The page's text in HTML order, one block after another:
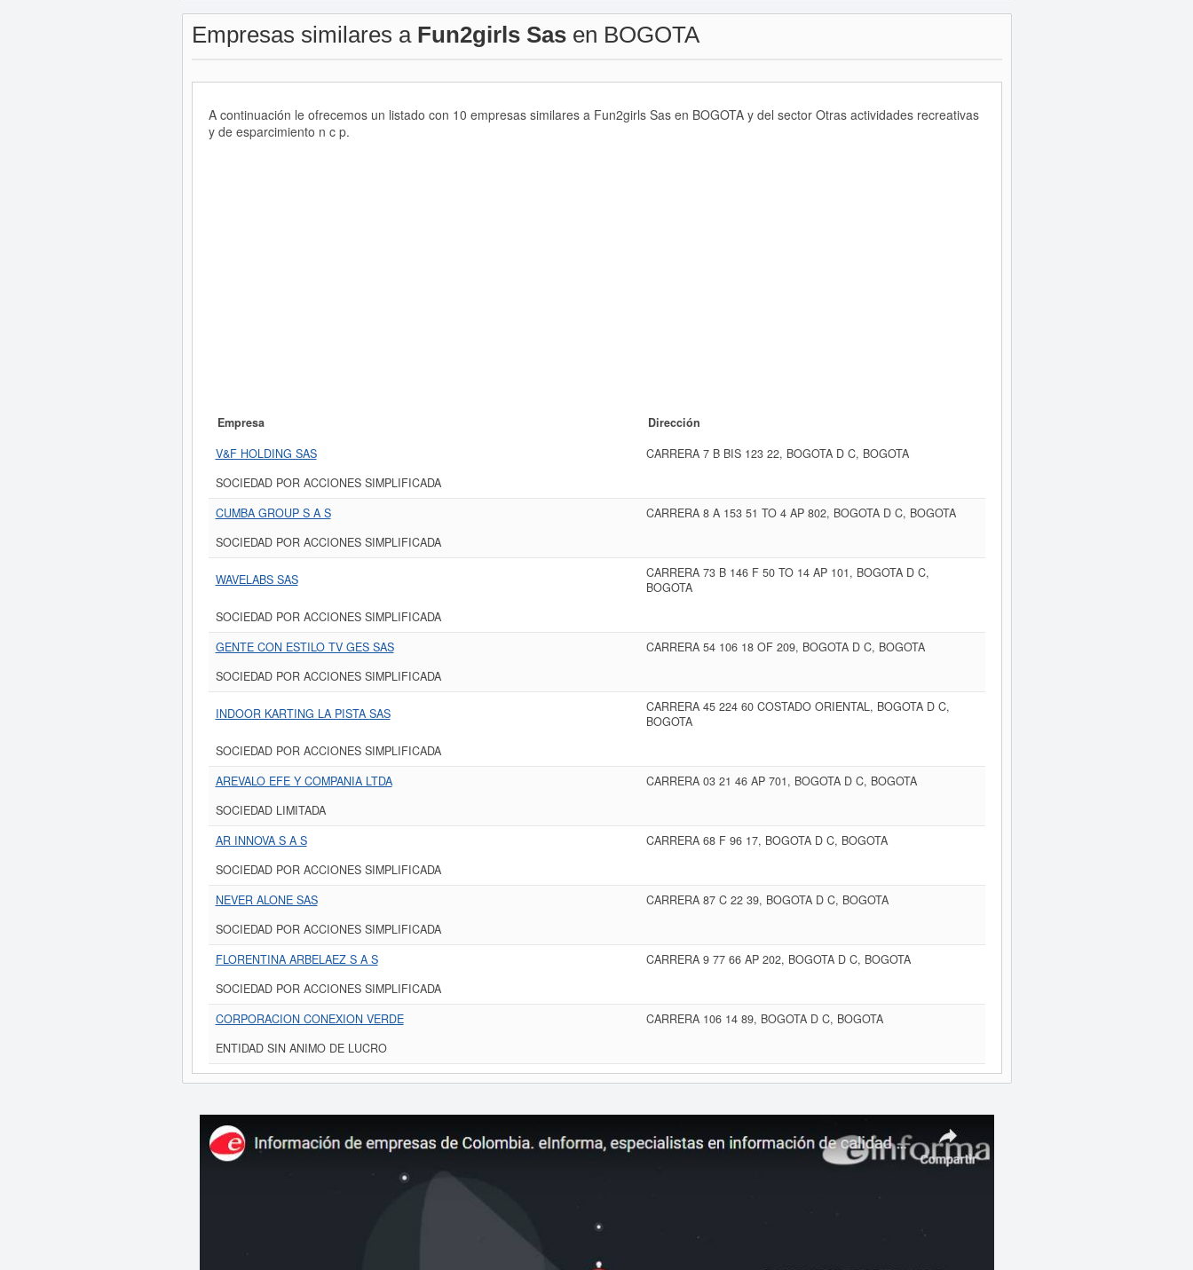
Empresas similares a Fun2girls Sasen BOGOTA
A continuación le ofrecemos un listado con 10 empresas similares a Fun2girls Sas en BOGOTA y del sector Otras actividades recreativas
y de esparcimiento n c p.
Empresa
Dirección
V&F HOLDING SAS
CARRERA 7 B BIS 123 22, BOGOTA D C, BOGOTA
SOCIEDAD POR ACCIONES SIMPLIFICADA
CUMBA GROUP S A S
CARRERA 8 A 153 51 TO 4 AP 802, BOGOTA D C, BOGOTA
SOCIEDAD POR ACCIONES SIMPLIFICADA
WAVELABS SAS
CARRERA 73 B 146 F 50 TO 14 AP 101, BOGOTA D C,
BOGOTA
SOCIEDAD POR ACCIONES SIMPLIFICADA
GENTE CON ESTILO TV GES SAS
CARRERA 54 106 18 OF 209, BOGOTA D C, BOGOTA
SOCIEDAD POR ACCIONES SIMPLIFICADA
INDOOR KARTING LA PISTA SAS
CARRERA 45 224 60 COSTADO ORIENTAL, BOGOTA D C,
BOGOTA
SOCIEDAD POR ACCIONES SIMPLIFICADA
AREVALO EFE Y COMPANIA LTDA
CARRERA 03 21 46 AP 701, BOGOTA D C, BOGOTA
SOCIEDAD LIMITADA
AR INNOVA S A S
CARRERA 68 F 96 17, BOGOTA D C, BOGOTA
SOCIEDAD POR ACCIONES SIMPLIFICADA
NEVER ALONE SAS
CARRERA 87 C 22 39, BOGOTA D C, BOGOTA
SOCIEDAD POR ACCIONES SIMPLIFICADA
FLORENTINA ARBELAEZ S A S
CARRERA 9 77 66 AP 202, BOGOTA D C, BOGOTA
SOCIEDAD POR ACCIONES SIMPLIFICADA
CORPORACION CONEXION VERDE
CARRERA 106 14 89, BOGOTA D C, BOGOTA
ENTIDAD SIN ANIMO DE LUCRO